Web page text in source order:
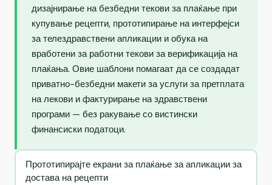
дизајнирање на безбедни текови за плаќање при
купување рецепти, прототипирање на интерфејси
за телездравствени апликации и обука на
вработени за работни текови за верификација на
плаќања. Овие шаблони помагаат да се создадат
приватно-безбедни макети за услуги за претплата
на лекови и фактурирање на здравствени
програми — без ракување со вистински
финансиски податоци.
Прототипирајте екрани за плаќање за апликации за
достава на рецепти